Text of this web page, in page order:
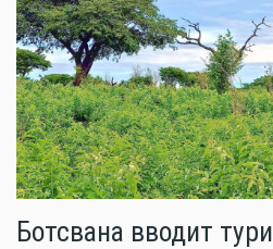
Ботсвана вводит